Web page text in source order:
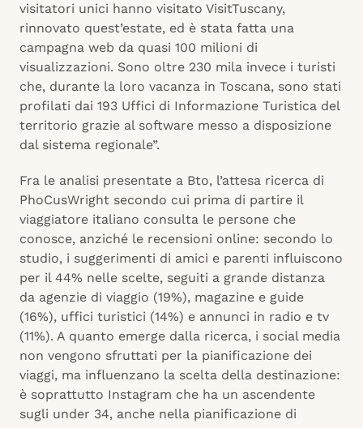
visitatori unici hanno visitato VisitTuscany,
rinnovato quest’estate, ed è stata fatta una
campagna web da quasi 100 milioni di
visualizzazioni. Sono oltre 230 mila invece i turisti
che, durante la loro vacanza in Toscana, sono stati
profilati dai 193 Uffici di Informazione Turistica del
territorio grazie al software messo a disposizione
dal sistema regionale”.
Fra le analisi presentate a Bto, l’attesa ricerca di
PhoCusWright secondo cui prima di partire il
viaggiatore italiano consulta le persone che
conosce, anziché le recensioni online: secondo lo
studio, i suggerimenti di amici e parenti influiscono
per il 44% nelle scelte, seguiti a grande distanza
da agenzie di viaggio (19%), magazine e guide
(16%), uffici turistici (14%) e annunci in radio e tv
(11%). A quanto emerge dalla ricerca, i social media
non vengono sfruttati per la pianificazione dei
viaggi, ma influenzano la scelta della destinazione:
è soprattutto Instagram che ha un ascendente
sugli under 34, anche nella pianificazione di